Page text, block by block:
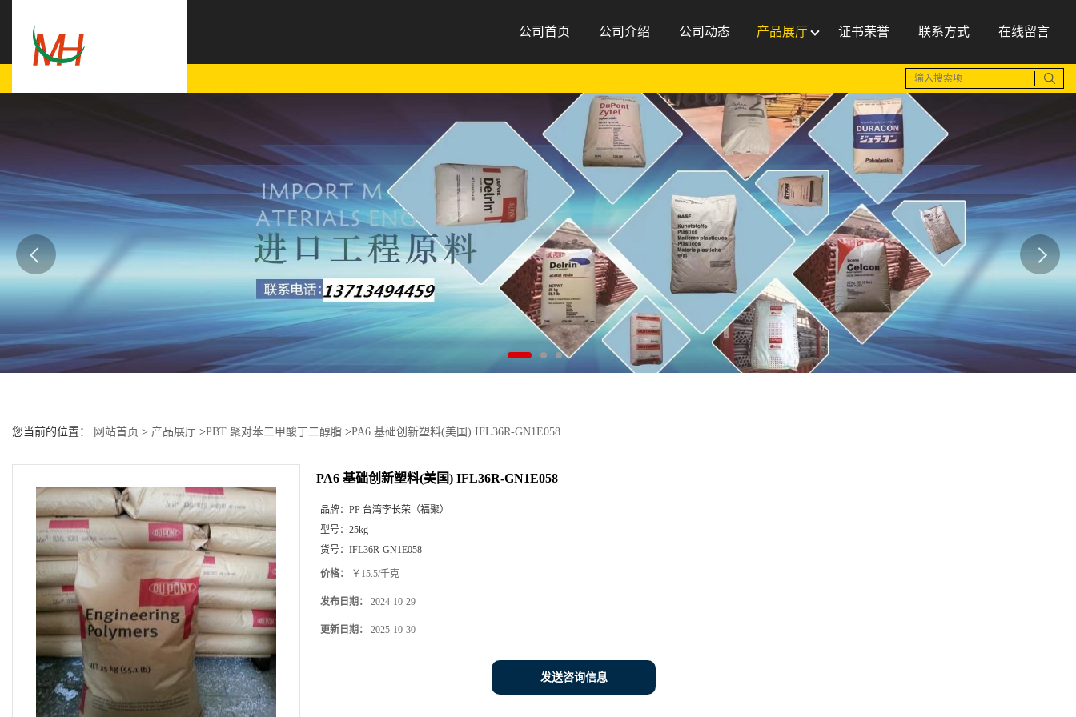
公司首页 公司介绍 公司动态 产品展厅 证书荣誉 联系方式 在线留言
您当前的位置： 网站首页 > 产品展厅 >PBT 聚对苯二甲酸丁二醇脂 >PA6 基础创新塑料(美国) IFL36R-GN1E058
PA6 基础创新塑料(美国) IFL36R-GN1E058
品牌： PP 台湾李长荣（福聚）
型号： 25kg
货号： IFL36R-GN1E058
价格： ￥15.5/千克
发布日期： 2024-10-29
更新日期： 2025-10-30
发送咨询信息